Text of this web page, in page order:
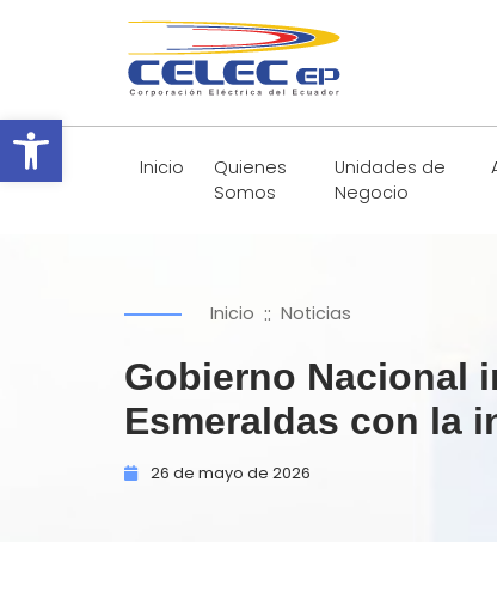
Abrir barra de
Inicio
Quienes
Somos
Unidades de
Negocio
Inicio :: Noticias
Gobierno Nacional
Esmeraldas con la
26 de mayo de 2026